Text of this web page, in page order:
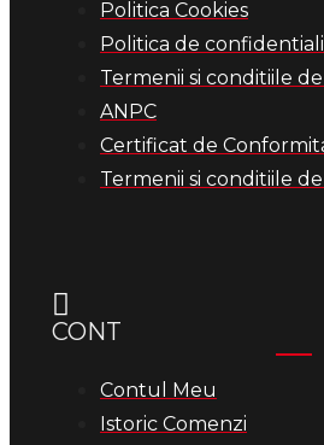
Politica Cookies
Politica de
Termenii si conditiile
ANPC
Certificat de
Termenii si conditiile
CONT
Contul Meu
Istoric Comenzi